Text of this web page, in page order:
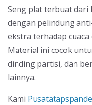
Seng plat terbuat dari
dengan pelindung
ekstra terhadap
Material ini cocok
dinding partisi, dan
lainnya.
Kami